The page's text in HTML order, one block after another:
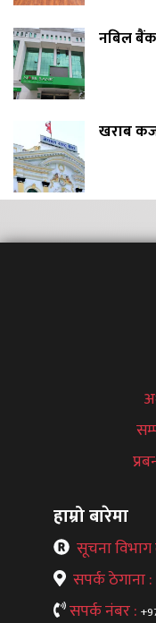
नबिल
खराब
हाम्रो बारेमा
सूचना विभाग
सपर्क ठेगाना :
सपर्क नंबर :